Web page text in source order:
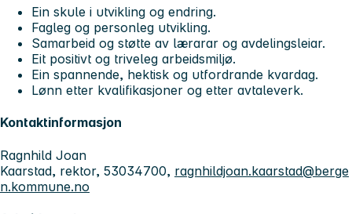
Ein skule i utvikling og endring.
Fagleg og personleg utvikling.
Samarbeid og støtte av lærarar og avdelingsleiar.
Eit positivt og triveleg arbeidsmiljø.
Ein spannende, hektisk og utfordrande kvardag.
Lønn etter kvalifikasjoner og etter avtaleverk.
Kontaktinformasjon
Ragnhild Joan
Kaarstad, rektor, 53034700, ragnhildjoan.kaarstad@berge
n.kommune.no